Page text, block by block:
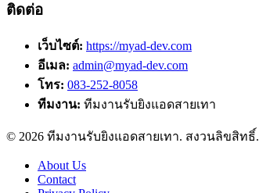
ติดต่อ
เว็บไซต์: https://myad-dev.com
อีเมล: admin@myad-dev.com
โทร: 083-252-8058
ทีมงาน: ทีมงานรับยิงแอดสายเทา
© 2026 ทีมงานรับยิงแอดสายเทา. สงวนลิขสิทธิ์.
About Us
Contact